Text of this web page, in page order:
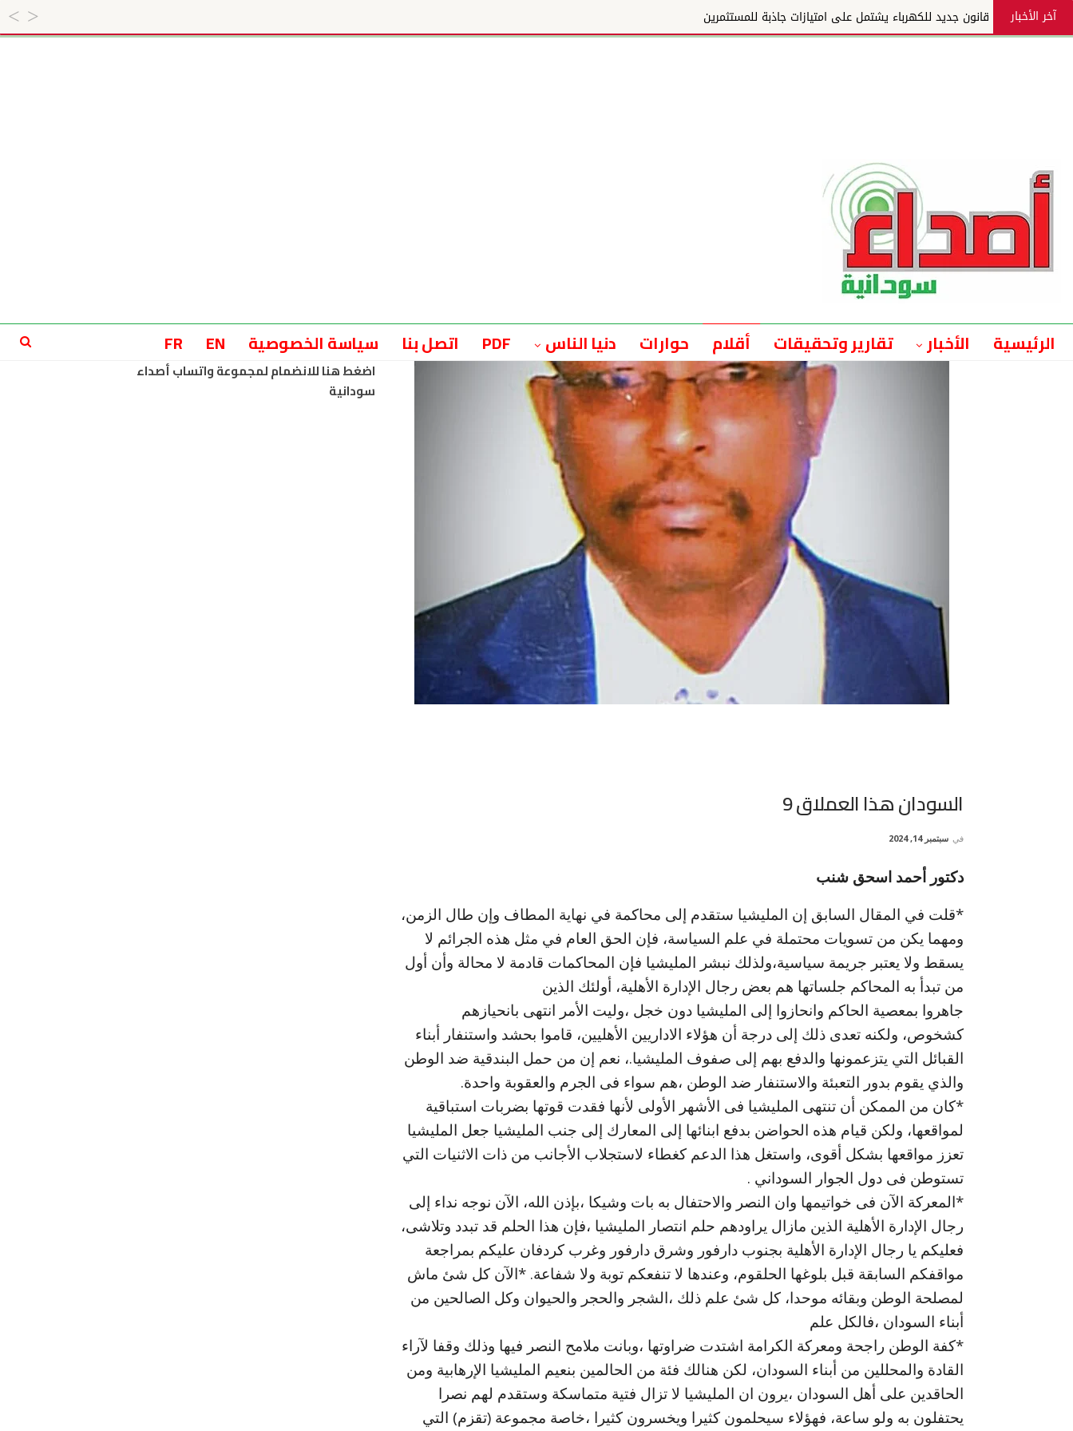
آخر الأخبار قانون جديد للكهرباء يشتمل على امتيازات جاذبة للمستثمرين
الرئيسية الأخبار تقارير وتحقيقات أقلام حوارات دنيا الناس PDF اتصل بنا سياسة الخصوصية EN
FR
السودان هذا العملاق 9
في سبتمبر 14, 2024
دكتور أحمد اسحق شنب
*قلت في المقال السابق إن المليشيا ستقدم إلى محاكمة في نهاية المطاف وإن طال الزمن،
ومهما يكن من تسويات محتملة في علم السياسة، فإن الحق العام في مثل هذه الجرائم لا
يسقط ولا يعتبر جريمة سياسية،ولذلك نبشر المليشيا فإن المحاكمات قادمة لا محالة وأن أول
من تبدأ به المحاكم جلساتها هم بعض رجال الإدارة الأهلية، أولئك الذين
جاهروا بمعصية الحاكم وانحازوا إلى المليشيا دون خجل ،وليت الأمر انتهى بانحيازهم
كشخوص، ولكنه تعدى ذلك إلى درجة أن هؤلاء الاداريين الأهليين، قاموا بحشد واستنفار أبناء
القبائل التي يتزعمونها والدفع بهم إلى صفوف المليشيا.، نعم إن من حمل البندقية ضد الوطن
والذي يقوم بدور التعبئة والاستنفار ضد الوطن ،هم سواء فى الجرم والعقوبة واحدة.
*كان من الممكن أن تنتهى المليشيا فى الأشهر الأولى لأنها فقدت قوتها بضربات استباقية
لمواقعها، ولكن قيام هذه الحواضن بدفع ابنائها إلى المعارك إلى جنب المليشيا جعل المليشيا
تعزز مواقعها بشكل أقوى، واستغل هذا الدعم كغطاء لاستجلاب الأجانب من ذات الاثنيات التي
تستوطن فى دول الجوار السوداني .
*المعركة الآن فى خواتيمها وان النصر والاحتفال به بات وشيكا ،بإذن الله، الآن نوجه نداء إلى
رجال الإدارة الأهلية الذين مازال يراودهم حلم انتصار المليشيا ،فإن هذا الحلم قد تبدد وتلاشى،
فعليكم يا رجال الإدارة الأهلية بجنوب دارفور وشرق دارفور وغرب كردفان عليكم بمراجعة
مواقفكم السابقة قبل بلوغها الحلقوم، وعندها لا تنفعكم توبة ولا شفاعة. *الآن كل شئ ماش
لمصلحة الوطن وبقائه موحدا، كل شئ علم ذلك ،الشجر والحجر والحيوان وكل الصالحين من
أبناء السودان ،فالكل علم
*كفة الوطن راجحة ومعركة الكرامة اشتدت ضراوتها ،وبانت ملامح النصر فيها وذلك وقفا لآراء
القادة والمحللين من أبناء السودان، لكن هنالك فئة من الحالمين بنعيم المليشيا الإرهابية ومن
الحاقدين على أهل السودان ،يرون ان المليشيا لا تزال فتية متماسكة وستقدم لهم نصرا
يحتفلون به ولو ساعة، فهؤلاء سيحلمون كثيرا ويخسرون كثيرا ،خاصة مجموعة (تقزم) التي
اضغط هنا للانضمام لمجموعة واتساب أصداء
سودانية